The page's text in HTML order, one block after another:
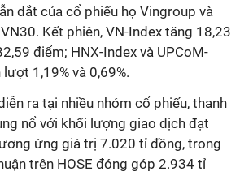
dắt của cổ phiếu họ Vingroup và
Kết phiên, VN-Index tăng 18,23
điểm; HNX-Index và UPCoM-
1,19% và 0,69%.
ra tại nhiều nhóm cổ phiếu, thanh
nổ với khối lượng giao dịch đạt
ứng giá trị 7.020 tỉ đồng, trong
trên HOSE đóng góp 2.934 tỉ